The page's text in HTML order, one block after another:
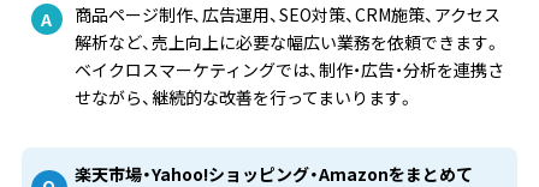
商品ページ制作、広告運用、SEO対策、CRM施策、アクセス
解析など、売上向上に必要な幅広い業務を依頼できます。
ベイクロスマーケティングでは、制作・広告・分析を連携さ
せながら、継続的な改善を行ってまいります。
楽天市場・Yahoo!ショッピング・Amazonをまとめて